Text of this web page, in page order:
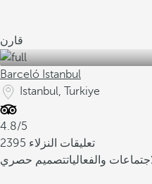
قارن
Barceló Istanbul
Istanbul, Turkiye
4.8/5
2395 تعليقات النزلاء
والفعالياتتصميم حصري